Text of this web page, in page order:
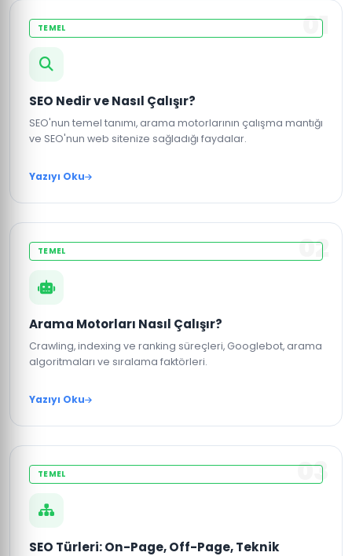
01
TEMEL
SEO Nedir ve Nasıl Çalışır?
SEO'nun temel tanımı, arama motorlarının çalışma mantığı
ve SEO'nun web sitenize sağladığı faydalar.
Yazıyı Oku
02
TEMEL
Arama Motorları Nasıl Çalışır?
Crawling, indexing ve ranking süreçleri, Googlebot, arama
algoritmaları ve sıralama faktörleri.
Yazıyı Oku
03
TEMEL
SEO Türleri: On-Page, Off-Page, Teknik